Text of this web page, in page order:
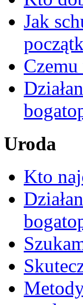
Jak
Uroda
Kto